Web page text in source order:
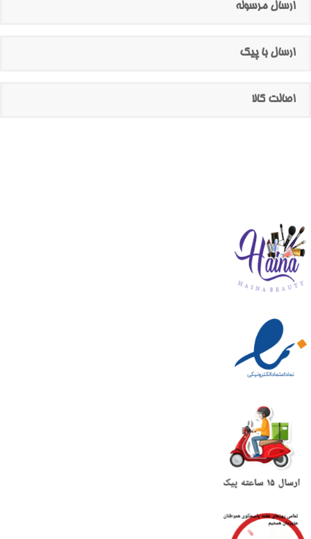
ارسال مرسوله
ارسال با پیک
اصالت کالا